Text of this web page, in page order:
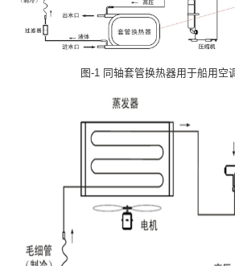
图-1 同轴套管换热器用于船用空